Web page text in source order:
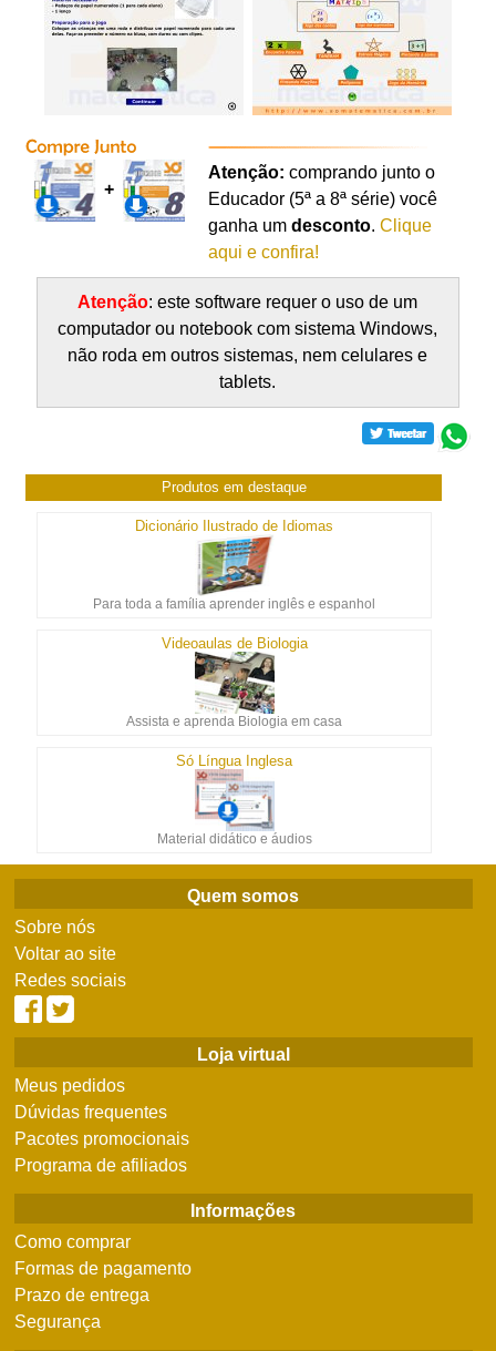
+
Atenção: comprando junto o
Educador (5ª a 8ª série) você
ganha umdesconto.Clique
aqui e confira!
Atenção: este software requer o uso de um
computador ou notebook com sistema Windows,
não roda em outros sistemas, nem celulares e
tablets.
Produtos em destaque
Dicionário Ilustrado de Idiomas
Para toda a família aprender inglês e espanhol
Videoaulas de Biologia
Assista e aprenda Biologia em casa
Só Língua Inglesa
Material didático e áudios
Quem somos
Sobre nós
Voltar ao site
Redes sociais
Loja virtual
Meus pedidos
Dúvidas frequentes
Pacotes promocionais
Programa de afiliados
Informações
Como comprar
Formas de pagamento
Prazo de entrega
Segurança